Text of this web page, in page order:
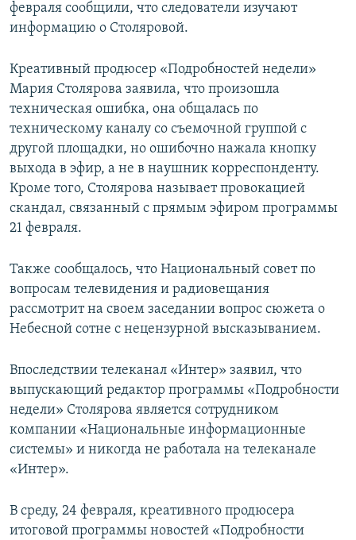
февраля сообщили, что следователи изучают
информацию о Столяровой.
Креативный продюсер «Подробностей недели»
Мария Столярова заявила, что произошла
техническая ошибка, она общалась по
техническому каналу со съемочной группой с
другой площадки, но ошибочно нажала кнопку
выхода в эфир, а не в наушник корреспонденту.
Кроме того, Столярова называет провокацией
скандал, связанный с прямым эфиром программы
21 февраля.
Также сообщалось, что Национальный совет по
вопросам телевидения и радиовещания
рассмотрит на своем заседании вопрос сюжета о
Небесной сотне с нецензурной высказыванием.
Впоследствии телеканал «Интер» заявил, что
выпускающий редактор программы «Подробности
недели» Столярова является сотрудником
компании «Национальные информационные
системы» и никогда не работала на телеканале
«Интер».
В среду, 24 февраля, креативного продюсера
итоговой программы новостей «Подробности